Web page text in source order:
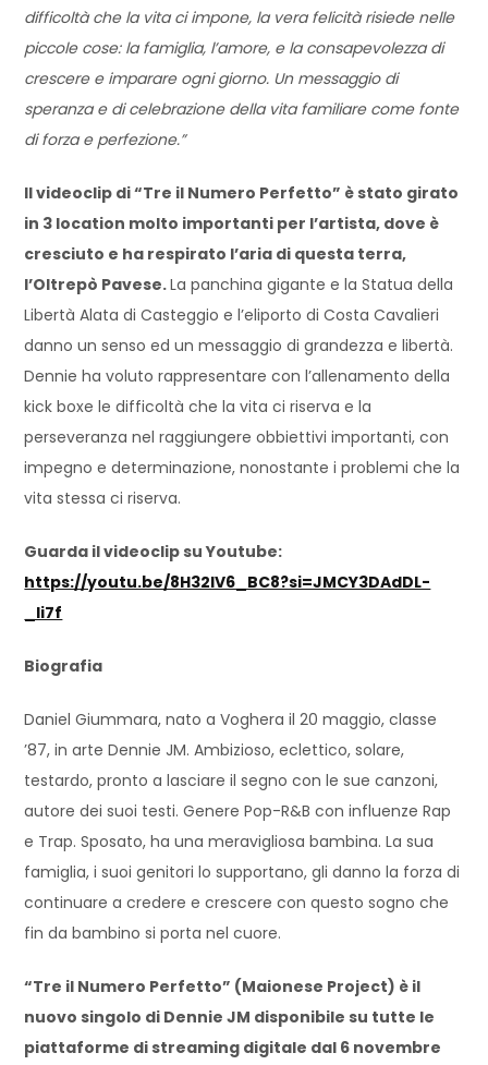
difficoltà che la vita ci impone, la vera felicità risiede nelle
piccole cose: la famiglia, l’amore, e la consapevolezza di
crescere e imparare ogni giorno. Un messaggio di
speranza e di celebrazione della vita familiare come fonte
di forza e perfezione.”
Il videoclip di “Tre il Numero Perfetto” è stato girato
in 3 location molto importanti per l’artista, dove è
cresciuto e ha respirato l’aria di questa terra,
l’Oltrepò Pavese.La panchina gigante e la Statua della
Libertà Alata di Casteggio e l’eliporto di Costa Cavalieri
danno un senso ed un messaggio di grandezza e libertà.
Dennie ha voluto rappresentare con l’allenamento della
kick boxe le difficoltà che la vita ci riserva e la
perseveranza nel raggiungere obbiettivi importanti, con
impegno e determinazione, nonostante i problemi che la
vita stessa ci riserva.
Guarda il videoclip su Youtube:
https://youtu.be/8H32lV6_BC8?si=JMCY3DAdDL-
_li7f
Biografia
Daniel Giummara, nato a Voghera il 20 maggio, classe
’87, in arte Dennie JM. Ambizioso, eclettico, solare,
testardo, pronto a lasciare il segno con le sue canzoni,
autore dei suoi testi. Genere Pop-R&B con influenze Rap
e Trap. Sposato, ha una meravigliosa bambina. La sua
famiglia, i suoi genitori lo supportano, gli danno la forza di
continuare a credere e crescere con questo sogno che
fin da bambino si porta nel cuore.
“Tre il Numero Perfetto” (Maionese Project) è il
nuovo singolo di Dennie JM disponibile su tutte le
piattaforme di streaming digitale dal 6 novembre